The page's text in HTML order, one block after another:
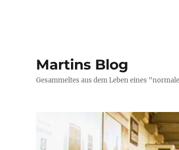
Martins Blog
Gesammeltes aus dem Leben eines